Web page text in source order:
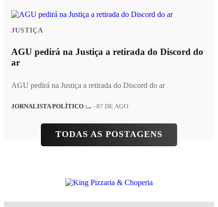
JUSTIÇA
AGU pedirá na Justiça a retirada do Discord do
ar
AGU pedirá na Justiça a retirada do Discord do ar
JORNALISTA POLÍTICO :... - 07 DE AGO
TODAS AS POSTAGENS